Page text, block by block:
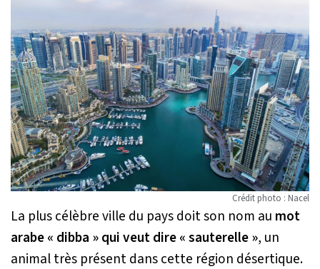
Crédit photo : Nacel
La plus célèbre ville du pays doit son nom au mot
arabe « dibba » qui veut dire « sauterelle », un
animal très présent dans cette région désertique.